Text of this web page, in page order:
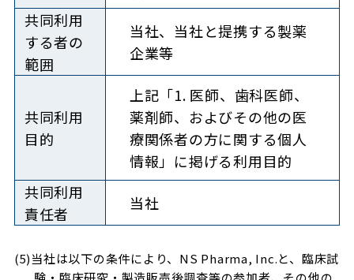
共同利用
する者の
範囲
当社、当社と提携する製薬
企業等
共同利用
目的
上記「1. 医師、歯科医師、
薬剤師、およびその他の医
療関係者の方に関する個人
情報」に掲げる利用目的
共同利用
責任者
当社
(5)当社は以下の条件により、NS Pharma, Inc.と、臨床試